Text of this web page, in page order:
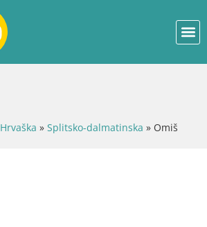
Hrvaška » Splitsko-dalmatinska » Omiš